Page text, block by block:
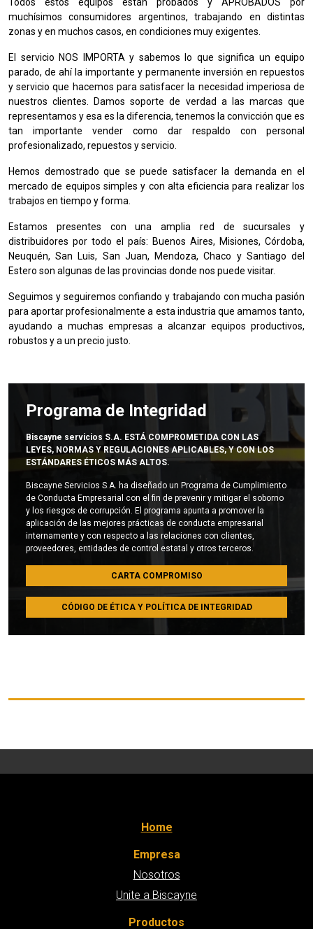
muchísimos consumidores argentinos, trabajando en distintas
zonas y en muchos casos, en condiciones muy exigentes.
El servicio NOS IMPORTA y sabemos lo que significa un equipo
parado, de ahí la importante y permanente inversión en repuestos
y servicio que hacemos para satisfacer la necesidad imperiosa de
nuestros clientes. Damos soporte de verdad a las marcas que
representamos y esa es la diferencia, tenemos la convicción que es
tan importante vender como dar respaldo con personal
profesionalizado, repuestos y servicio.
Hemos demostrado que se puede satisfacer la demanda en el
mercado de equipos simples y con alta eficiencia para realizar los
trabajos en tiempo y forma.
Estamos presentes con una amplia red de sucursales y
distribuidores por todo el país: Buenos Aires, Misiones, Córdoba,
Neuquén, San Luis, San Juan, Mendoza, Chaco y Santiago del
Estero son algunas de las provincias donde nos puede visitar.
Seguimos y seguiremos confiando y trabajando con mucha pasión
para aportar profesionalmente a esta industria que amamos tanto,
ayudando a muchas empresas a alcanzar equipos productivos,
robustos y a un precio justo.
Programa de Integridad
Biscayne servicios S.A. ESTÁ COMPROMETIDA CON LAS
LEYES, NORMAS Y REGULACIONES APLICABLES, Y CON LOS
ESTÁNDARES ÉTICOS MÁS ALTOS.
Biscayne Servicios S.A. ha diseñado un Programa de Cumplimiento
de Conducta Empresarial con el fin de prevenir y mitigar el soborno
y los riesgos de corrupción. El programa apunta a promover la
aplicación de las mejores prácticas de conducta empresarial
internamente y con respecto a las relaciones con clientes,
proveedores, entidades de control estatal y otros terceros.
CARTA COMPROMISO
CÓDIGO DE ÉTICA Y POLÍTICA DE INTEGRIDAD
Home
Empresa
Nosotros
Unite a Biscayne
Productos